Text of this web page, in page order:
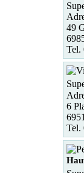
49
Tel.
6
Tel.